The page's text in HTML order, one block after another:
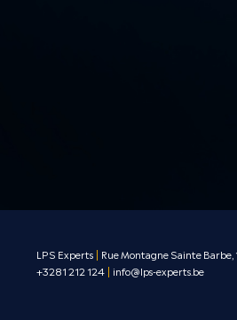
LPS Experts | Rue Montagne Sainte Barbe,
+3281 212 124 | info@lps-experts.be